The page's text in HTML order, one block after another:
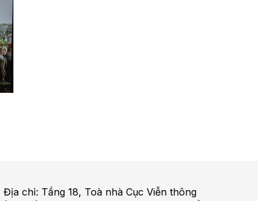
Địa chỉ: Tầng 18, Toà nhà Cục Viễn thông